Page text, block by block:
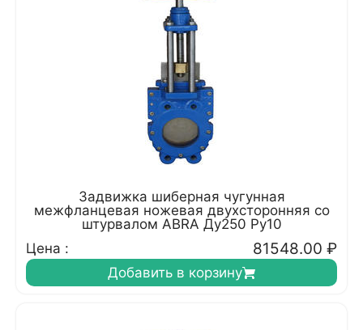
Задвижка шиберная чугунная
межфланцевая ножевая двухсторонняя со
штурвалом ABRA Ду250 Ру10
Цена :
81548.00 ₽
Добавить в корзину